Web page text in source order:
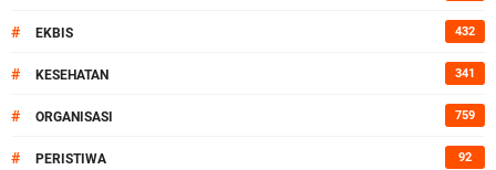
# EKBIS 432
# KESEHATAN 341
# ORGANISASI 759
# PERISTIWA 92